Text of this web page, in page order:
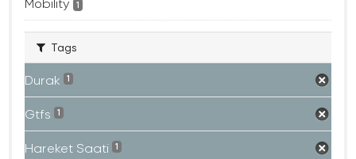
1
Tags
Durak 1
Gtfs 1
Hareket Saati 1